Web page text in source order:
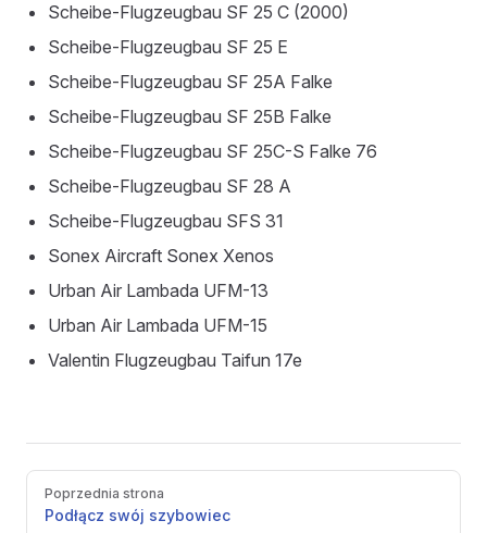
Scheibe-Flugzeugbau SF 25 C (2000)
Scheibe-Flugzeugbau SF 25 E
Scheibe-Flugzeugbau SF 25A Falke
Scheibe-Flugzeugbau SF 25B Falke
Scheibe-Flugzeugbau SF 25C-S Falke 76
Scheibe-Flugzeugbau SF 28 A
Scheibe-Flugzeugbau SFS 31
Sonex Aircraft Sonex Xenos
Urban Air Lambada UFM-13
Urban Air Lambada UFM-15
Valentin Flugzeugbau Taifun 17e
Pager
Poprzednia strona
Podłącz swój szybowiec